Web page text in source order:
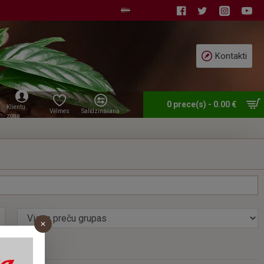
Kontakti
Klientu
zona
Vēlmes Salīdzināšana
0 prece(s) - 0.00 €